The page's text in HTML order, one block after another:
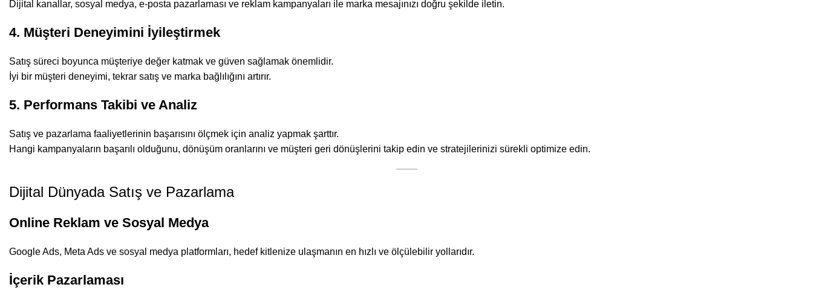
Dijital kanallar, sosyal medya, e-posta pazarlaması ve reklam kampanyaları ile marka mesajınızı doğru şekilde iletin.
4. Müşteri Deneyimini İyileştirmek
Satış süreci boyunca müşteriye değer katmak ve güven sağlamak önemlidir.
İyi bir müşteri deneyimi, tekrar satış ve marka bağlılığını artırır.
5. Performans Takibi ve Analiz
Satış ve pazarlama faaliyetlerinin başarısını ölçmek için analiz yapmak şarttır.
Hangi kampanyaların başarılı olduğunu, dönüşüm oranlarını ve müşteri geri dönüşlerini takip edin ve stratejilerinizi sürekli optimize edin.
Dijital Dünyada Satış ve Pazarlama
Online Reklam ve Sosyal Medya
Google Ads, Meta Ads ve sosyal medya platformları, hedef kitlenize ulaşmanın en hızlı ve ölçülebilir yollarıdır.
İçerik Pazarlaması